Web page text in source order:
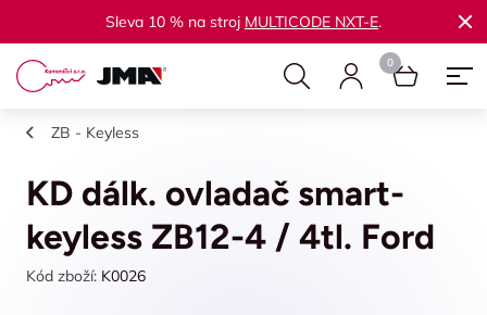
Sleva 10 % na stroj MULTICODE NXT-E.
ZB - Keyless
KD dálk. ovladač smart-
keyless ZB12-4 / 4tl. Ford
Kód zboží: K0026